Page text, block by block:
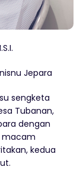
Jepara
sengketa
Tubanan,
dengan
macam
kedua